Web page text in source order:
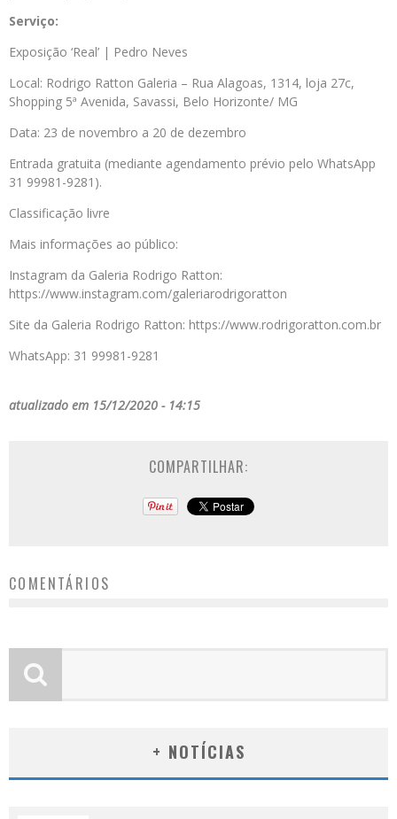
Serviço:
Exposição ‘Real’ | Pedro Neves
Local: Rodrigo Ratton Galeria – Rua Alagoas, 1314, loja 27c,
Shopping 5ª Avenida, Savassi, Belo Horizonte/ MG
Data: 23 de novembro a 20 de dezembro
Entrada gratuita (mediante agendamento prévio pelo WhatsApp
31 99981-9281).
Classificação livre
Mais informações ao público:
Instagram da Galeria Rodrigo Ratton:
https://www.instagram.com/galeriarodrigoratton
Site da Galeria Rodrigo Ratton: https://www.rodrigoratton.com.br
WhatsApp: 31 99981-9281
atualizado em 15/12/2020 - 14:15
COMPARTILHAR:
COMENTÁRIOS
+ NOTÍCIAS